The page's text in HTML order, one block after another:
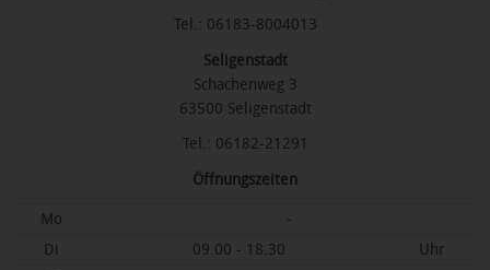
Tel.: 06183-8004013
Seligenstadt
Schachenweg 3
63500 Seligenstadt
Tel.: 06182-21291
Öffnungszeiten
Mo
-
Di
09.00 - 18.30
Uhr